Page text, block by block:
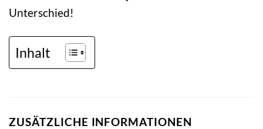
Unterschied!
Inhalt
ZUSÄTZLICHE INFORMATIONEN